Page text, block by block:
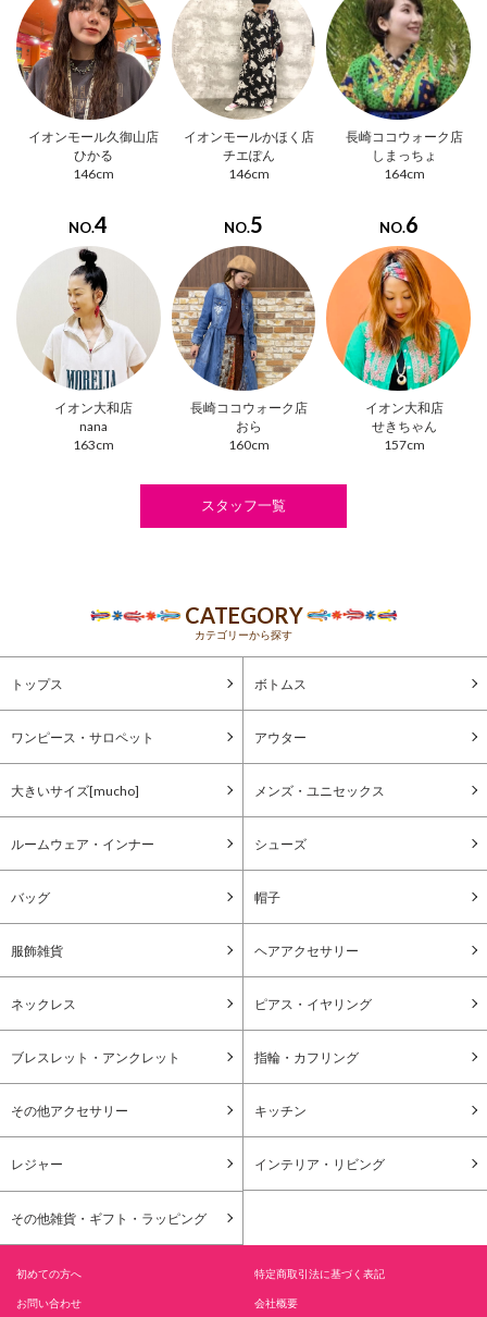
イオンモール久御山店
ひかる
146cm
イオンモールかほく店
チエぽん
146cm
長崎ココウォーク店
しまっちょ
164cm
NO.4
イオン大和店
nana
163cm
NO.5
長崎ココウォーク店
おら
160cm
NO.6
イオン大和店
せきちゃん
157cm
スタッフ一覧
CATEGORY
カテゴリーから探す
トップス ボトムス
ワンピース・サロペット アウター
大きいサイズ[mucho] メンズ・ユニセックス
ルームウェア・インナー シューズ
バッグ 帽子
服飾雑貨 ヘアアクセサリー
ネックレス ピアス・イヤリング
ブレスレット・アンクレット 指輪・カフリング
その他アクセサリー キッチン
レジャー インテリア・リビング
その他雑貨・ギフト・ラッピング
初めての方へ 特定商取引法に基づく表記
お問い合わせ 会社概要